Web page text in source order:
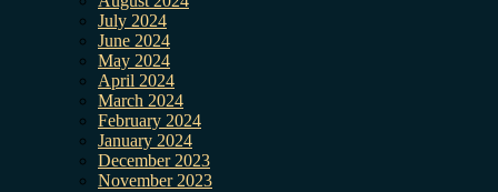
July 2024
June 2024
May 2024
April 2024
March 2024
February 2024
January 2024
December 2023
November 2023